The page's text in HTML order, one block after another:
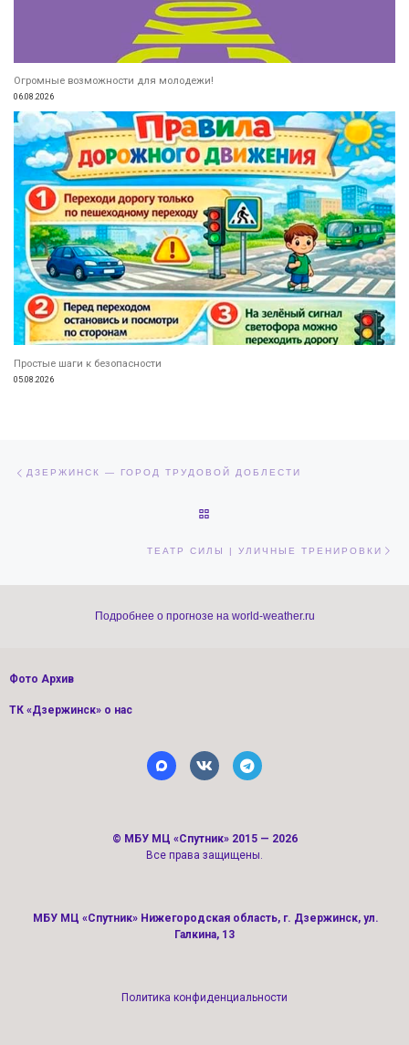
Огромные возможности для молодежи!
06.08.2026
Простые шаги к безопасности
05.08.2026
ДЗЕРЖИНСК — ГОРОД ТРУДОВОЙ ДОБЛЕСТИ
ТЕАТР СИЛЫ | УЛИЧНЫЕ ТРЕНИРОВКИ
Подробнее о прогнозе на world-weather.ru
Фото Архив
ТК «Дзержинск» о нас
© МБУ МЦ «Спутник» 2015 — 2026
Все права защищены.
МБУ МЦ «Спутник» Нижегородская область, г. Дзержинск, ул.
Галкина, 13
Политика конфиденциальности